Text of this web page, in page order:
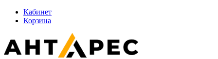
Кабинет
Корзина